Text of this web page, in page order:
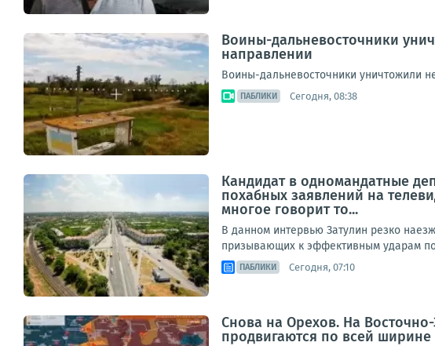
Воины-дальневосточники
направлении
Воины-дальневосточники уничтожили
ПАБЛИКИ Сегодня, 08:38
Кандидат в одномандатные
похабных заявлений на
многое говорит то...
В данном интервью Затулин резко
призывающих к эффективным ударам
ПАБЛИКИ Сегодня, 07:10
Снова на Орехов. На
продвигаются по всей